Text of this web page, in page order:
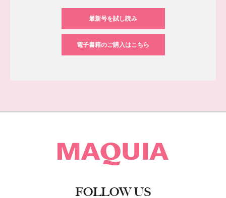
最新号を試し読み
電子書籍のご購入はこちら
FOLLOW US